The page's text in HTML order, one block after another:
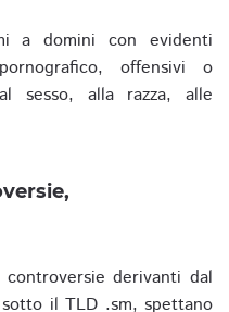
a domini con evidenti
offensivi o
sesso, alla razza, alle
derivanti dal
il TLD .sm, spettano